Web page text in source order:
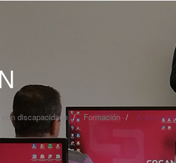
con discapacidade Formación A distancia